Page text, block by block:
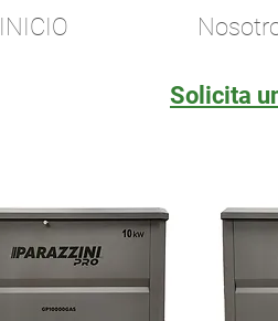
INICIO
Solicita